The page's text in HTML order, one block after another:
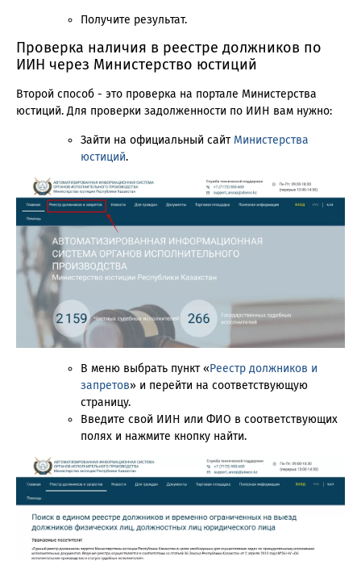
Получите результат.
Проверка наличия в реестре должников по
ИИН через Министерство юстиций
Второй способ - это проверка на портале Министерства
юстиций. Для проверки задолженности по ИИН вам нужно:
Зайти на официальный сайт Министерства
юстиций.
В меню выбрать пункт «Реестр должников и
запретов» и перейти на соответствующую
страницу.
Введите свой ИИН или ФИО в соответствующих
полях и нажмите кнопку найти.